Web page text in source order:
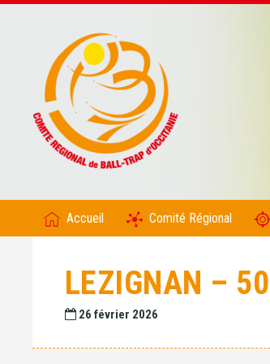
Accueil Comité Régional
LEZIGNAN –
26 février 2026